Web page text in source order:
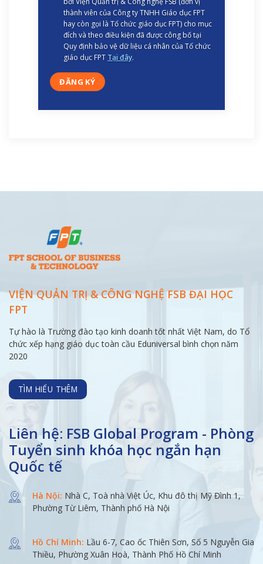
thành viên của Công ty TNHH Giáo dục FPT
hay còn gọi là Tổ chức giáo dục FPT) cho mục
đích và theo điều kiện đã được công bố tại
Quy định bảo vệ dữ liệu cá nhân của Tổ chức
giáo dục FPT Tại đây.
VIỆN QUẢN TRỊ & CÔNG NGHỆ FSB ĐẠI HỌC
FPT
Tự hào là Trường đào tạo kinh doanh tốt nhất Việt Nam, do Tổ
chức xếp hạng giáo dục toàn cầu Eduniversal bình chọn năm
2020
TÌM HIỂU THÊM
Liên hệ: FSB Global Program - Phòng
Tuyển sinh khóa học ngắn hạn
Quốc tế
Hà Nội: Nhà C, Toà nhà Việt Úc, Khu đô thị Mỹ Đình 1,
Phường Từ Liêm, Thành phố Hà Nội
Hồ Chí Minh: Lầu 6-7, Cao ốc Thiên Sơn, Số 5 Nguyễn Gia
Thiều, Phường Xuân Hoà, Thành Phố Hồ Chí Minh